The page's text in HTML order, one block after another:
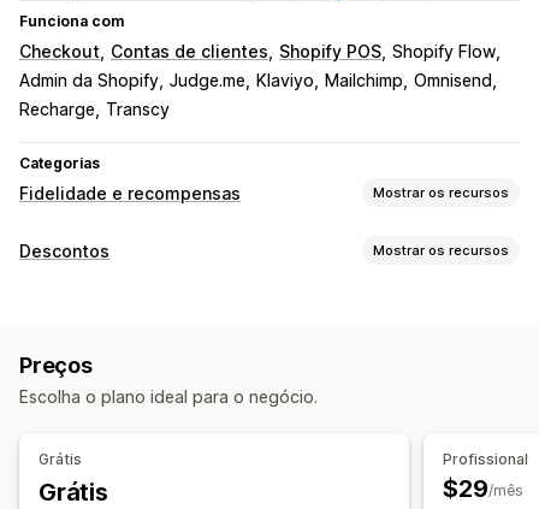
Funciona com
Checkout Contas de clientes Shopify POS Shopify Flow
Admin da Shopify Judge.me Klaviyo Mailchimp Omnisend
Recharge
Transcy
Categorias
Fidelidade e recompensas Mostrar os recursos
Tipos de programas
Recompensas que você pode oferecer
Cashback
Taxas de frete
Descontos Mostrar os recursos
Descontos fixos
Descontos em massa Frete grátis
Recompensas
Pop-ups
Banners Descontos personalizados
Preços
Escolha o plano ideal para o negócio.
Grátis
Grátis
Profissional
$29/mês